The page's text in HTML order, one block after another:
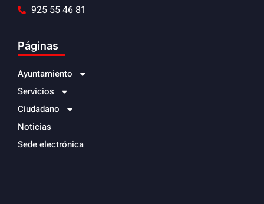
925 55 46 81
Páginas
Ayuntamiento
Servicios
Ciudadano
Noticias
Sede electrónica